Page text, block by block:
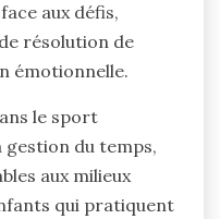
aux défis,
résolution de
émotionnelle.
le sport
gestion du temps,
aux milieux
qui pratiquent